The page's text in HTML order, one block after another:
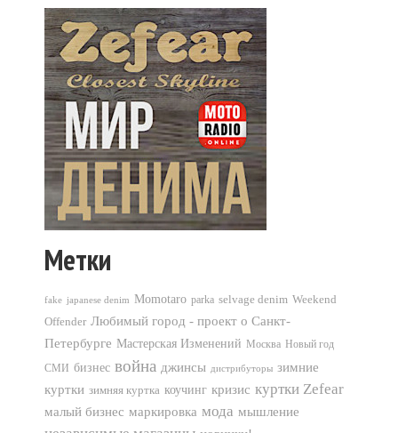
Метки
fake japanese denim Momotaro parka selvage denim Weekend
Offender Любимый город - проект о Санкт-
Петербурге Мастерская Изменений Москва Новый год
СМИ бизнес война джинсы дистрибуторы зимние
куртки зимняя куртка коучинг кризис куртки Zefear
малый бизнес маркировка мода мышление